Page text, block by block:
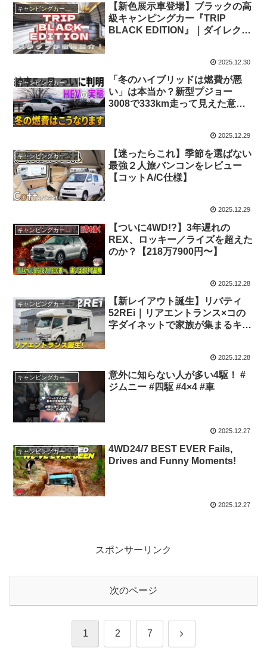
【新色展示車登場】ブラックの高
級キャンピングカー『TRIP
BLACK EDITION』｜ダイレクト
2025.12.30
キャンピングカー・SUV人気車種
「冬のハイブリッドは燃費が悪
い」は本当か？新型プジョー
3008で333km走って見えた意外
2025.12.29
キャンピングカー・SUV人気車種
【迷ったらこれ】季節を選ばない
最強２人旅バンコンをレビュー
【コットA/C仕様】
2025.12.29
キャンピングカー・SUV人気車種
【ついに4WD!?】3年遅れの
REX、ロッキー／ライズを超えた
のか？【218万7900円〜】
2025.12.28
キャンピングカー・SUV人気車種
【新レイアウト誕生】リバティ
52REi｜リアエントランス×コの
字ダイネットで家族が集まるキャ
2025.12.28
キャンピングカー・SUV人気車種
意外に知らない人が多い4駆！ #
ジムニー #四駆 #4×4 #車
2025.12.27
キャンピングカー・SUV人気車種
4WD24/7 BEST EVER Fails,
Drives and Funny Moments!
2025.12.27
スポンサーリンク
次のページ
1 2 7 次